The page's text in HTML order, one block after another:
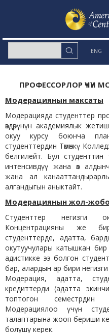
ENG
ПРОФЕССОРЛОР ҮЧҮН
Модерациянын максаты
Модерацияда студенттер
өздөрүнүн академиялык
окуу курсу боюнча
студенттердин Төмөнкү
белгилейт. Бул
интенсивдүү жана өз
жана ал
алгандыгын аныктайт.
Модерациянын жол-
Студенттер негизги
Концентрацияны же
студенттерде, адатта,
окутуучулары катышкан
адистикке ээ болгон
бар, алардын ар бири
Модерация, адатта,
кредиттерди (адатта
топтогон семестрдин
Модерациялоо үчүн
талаптарына жооп бериши
болушу керек.